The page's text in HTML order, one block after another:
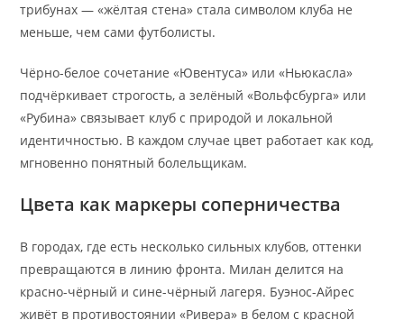
трибунах — «жёлтая стена» стала символом клуба не
меньше, чем сами футболисты.
Чёрно-белое сочетание «Ювентуса» или «Ньюкасла»
подчёркивает строгость, а зелёный «Вольфсбурга» или
«Рубина» связывает клуб с природой и локальной
идентичностью. В каждом случае цвет работает как код,
мгновенно понятный болельщикам.
Цвета как маркеры соперничества
В городах, где есть несколько сильных клубов, оттенки
превращаются в линию фронта. Милан делится на
красно-чёрный и сине-чёрный лагеря. Буэнос-Айрес
живёт в противостоянии «Ривера» в белом с красной